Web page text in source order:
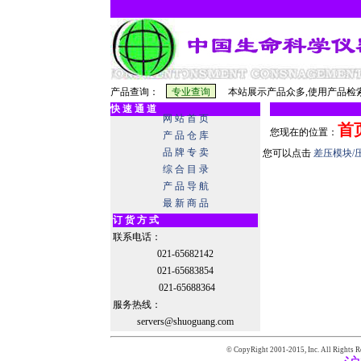
产品查询：
本站展示产品众多,使用产品检
快 速 通 道
网 站 首 页
产 品 仓 库
品 牌 专 卖
综 合 目 录
产 品 导 航
最 新 商 品
订 货 方 式
联系电话：
021-65682142
021-65683854
021-65688364
服务热线：
servers@shuoguang.com
您现在的位置： 首
您可以点击 差压模块/
© CopyRight 2001-2015, Inc. All Rights